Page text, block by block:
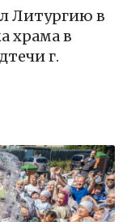
Литургию в
храма в
г.